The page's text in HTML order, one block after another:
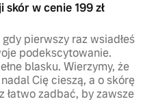
w cenie 199 zł
pierwszy raz wsiadłeś
podekscytowanie.
blasku. Wierzymy, że
Cię cieszą, a o skórę
łatwo zadbać, by zawsze